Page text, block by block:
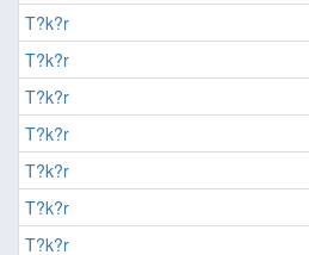
T?k?r
T?k?r
T?k?r
T?k?r
T?k?r
T?k?r
T?k?r